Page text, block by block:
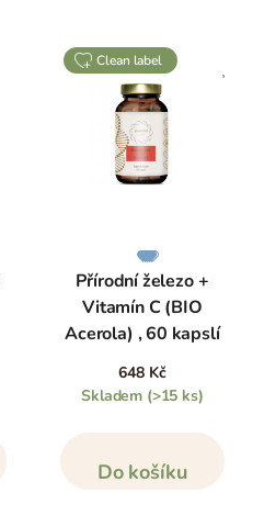
clean label
Přírodní železo +
Vitamín C (BIO
Acerola) , 60 kapslí
648 Kč
Skladem (>15 ks)
Do košíku